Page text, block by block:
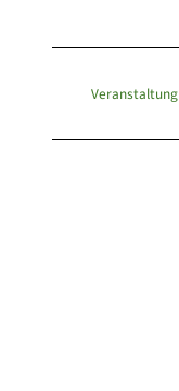
Veranstaltung